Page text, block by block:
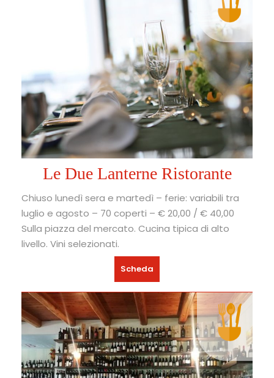
Le Due Lanterne Ristorante
Chiuso lunedì sera e martedì – ferie: variabili tra
luglio e agosto – 70 coperti – € 20,00 / € 40,00
Sulla piazza del mercato. Cucina tipica di alto
livello. Vini selezionati.
Scheda